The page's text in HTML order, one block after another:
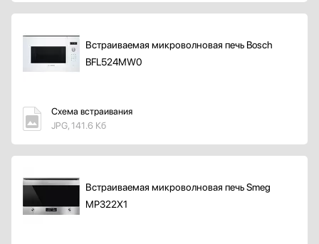
Встраиваемая микроволновая печь Bosch
BFL524MW0
Схема встраивания
JPG, 141.6 Кб
Встраиваемая микроволновая печь Smeg
MP322X1